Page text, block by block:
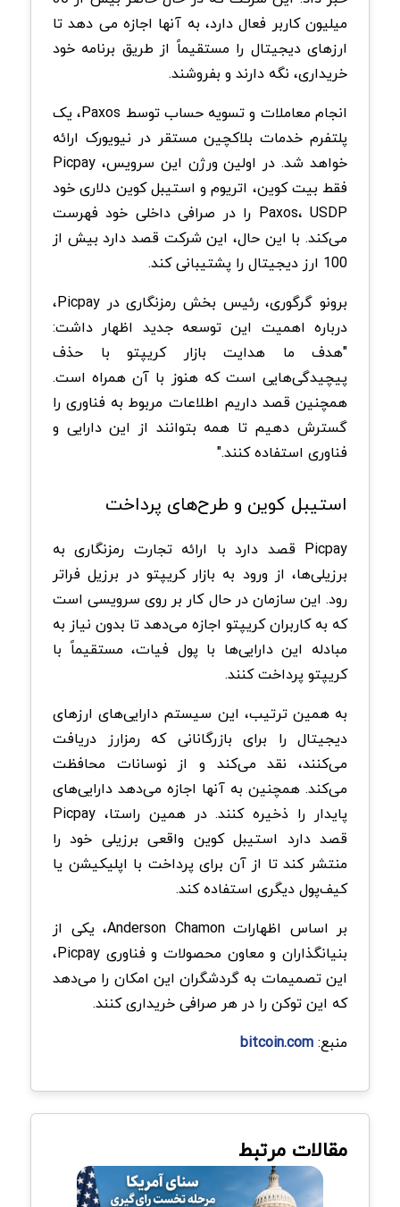
میلیون کاربر فعال دارد، به آنها اجازه می دهد تا
ارزهای دیجیتال را مستقیماً از طریق برنامه خود
خریداری، نگه دارند و بفروشند.
انجام معاملات و تسویه حساب توسط Paxos، یک
پلتفرم خدمات بلاکچین مستقر در نیویورک ارائه
خواهد شد. در اولین ورژن این سرویس، Picpay
فقط بیت کوین، اتریوم و استیبل کوین دلاری خود
Paxos، USDP را در صرافی داخلی خود فهرست
می‌کند. با این حال، این شرکت قصد دارد بیش از
100 ارز دیجیتال را پشتیبانی کند.
برونو گرگوری، رئیس بخش رمزنگاری در Picpay،
درباره اهمیت این توسعه جدید اظهار داشت:
"هدف ما هدایت بازار کریپتو با حذف
پیچیدگی‌هایی است که هنوز با آن همراه است.
همچنین قصد داریم اطلاعات مربوط به فناوری را
گسترش دهیم تا همه بتوانند از این دارایی و
فناوری استفاده کنند."
استیبل کوین و طرح‌های پرداخت
Picpay قصد دارد با ارائه تجارت رمزنگاری به
برزیلی‌ها، از ورود به بازار کریپتو در برزیل فراتر
رود. این سازمان در حال کار بر روی سرویسی است
که به کاربران کریپتو اجازه می‌دهد تا بدون نیاز به
مبادله این دارایی‌ها با پول فیات، مستقیماً با
کریپتو پرداخت کنند.
به همین ترتیب، این سیستم دارایی‌های ارزهای
دیجیتال را برای بازرگانانی که رمزارز دریافت
می‌کنند، نقد می‌کند و از نوسانات محافظت
می‌کند. همچنین به آنها اجازه می‌دهد دارایی‌های
پایدار را ذخیره کنند. در همین راستا، Picpay
قصد دارد استیبل کوین واقعی برزیلی خود را
منتشر کند تا از آن برای پرداخت با اپلیکیشن یا
کیف‌پول دیگری استفاده کند.
بر اساس اظهارات Anderson Chamon، یکی از
بنیانگذاران و معاون محصولات و فناوری Picpay،
این تصمیمات به گردشگران این امکان را می‌دهد
که این توکن را در هر صرافی خریداری کنند.
منبع:bitcoin.com
مقالات مرتبط